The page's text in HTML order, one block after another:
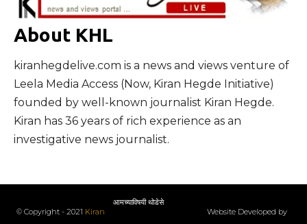
About KHL
kiranhegdelive.com is a news and views venture of
Leela Media Access (Now, Kiran Hegde Initiative)
founded by well-known journalist Kiran Hegde.
Kiran has 36 years of rich experience as an
investigative news journalist.
© Copyright - 2021 Kiran
आमच्याविषयी थोडेसे
Website Developed by